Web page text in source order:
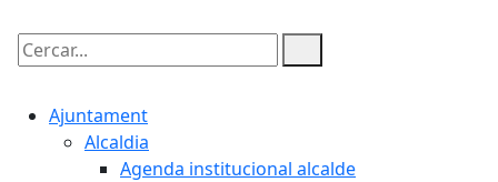
Cercar:
Ajuntament
Alcaldia
Agenda institucional alcalde